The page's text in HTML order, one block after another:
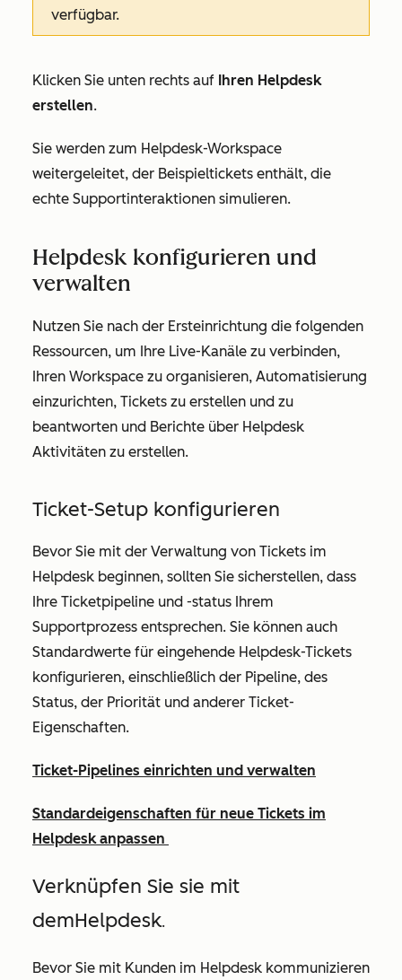
verfügbar.
Klicken Sie unten rechts auf Ihren Helpdesk
erstellen.
Sie werden zum Helpdesk-Workspace
weitergeleitet, der Beispieltickets enthält, die
echte Supportinteraktionen simulieren.
Helpdesk konfigurieren und
verwalten
Nutzen Sie nach der Ersteinrichtung die folgenden
Ressourcen, um Ihre Live-Kanäle zu verbinden,
Ihren Workspace zu organisieren, Automatisierung
einzurichten, Tickets zu erstellen und zu
beantworten und Berichte über Helpdesk
Aktivitäten zu erstellen.
Ticket-Setup konfigurieren
Bevor Sie mit der Verwaltung von Tickets im
Helpdesk beginnen, sollten Sie sicherstellen, dass
Ihre Ticketpipeline und -status Ihrem
Supportprozess entsprechen. Sie können auch
Standardwerte für eingehende Helpdesk-Tickets
konfigurieren, einschließlich der Pipeline, des
Status, der Priorität und anderer Ticket-
Eigenschaften.
Ticket-Pipelines einrichten und verwalten
Standardeigenschaften für neue Tickets im
Helpdesk anpassen
Verknüpfen Sie sie mit
demHelpdesk.
Bevor Sie mit Kunden im Helpdesk kommunizieren